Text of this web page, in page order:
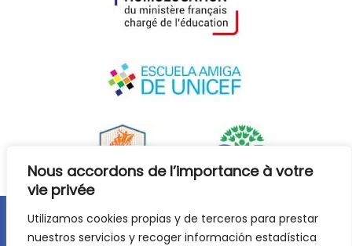
Nous accordons de l’importance à votre
vie privée
Utilizamos cookies propias y de terceros para prestar
nuestros servicios y recoger información estadística
Avis juridique Politique de confidentialité